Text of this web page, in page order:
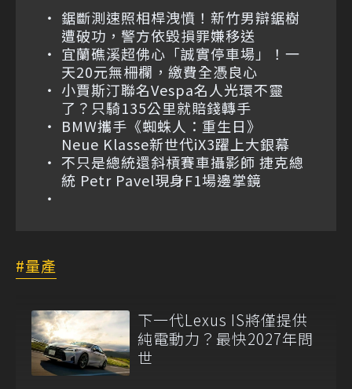
鋸斷測速照相桿洩憤！新竹男辯鋸樹
遭破功，警方依毀損罪嫌移送
宜蘭礁溪超佛心「誠實停車場」！一
天20元無柵欄，繳費全憑良心
小賈斯汀聯名Vespa名人光環不靈
了？只騎135公里就賠錢轉手
BMW攜手《蜘蛛人：重生日》
Neue Klasse新世代iX3躍上大銀幕
不只是總統還斜槓賽車攝影師 捷克總
統 Petr Pavel現身F1場邊掌鏡
量產
下一代Lexus IS將僅提供
純電動力？最快2027年問
世